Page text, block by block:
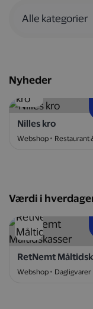
Nyheder
Nilles kro
Webshop Restaurant
Værdi i
RetNemt
Webshop Dagligvarer